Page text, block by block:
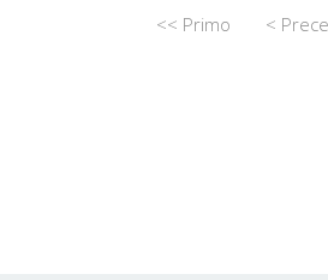
<< Primo <